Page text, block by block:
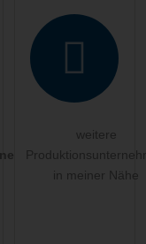
genommen.
sind
für alle
weitere
in meiner Nähe